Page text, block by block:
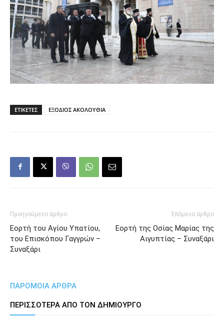
ΕΤΙΚΕΤΕΣ ΕΞΟΔΙΟΣ ΑΚΟΛΟΥΘΙΑ
Προηγούμενο άρθρο
Εορτή του Αγίου Υπατίου,
του Επισκόπου Γαγγρών –
Συναξάρι
Επόμενο άρθρο
Εορτή της Οσίας Μαρίας της
Αιγυπτίας – Συναξάρι
ΠΑΡΟΜΟΙΑ ΑΡΘΡΑ
ΠΕΡΙΣΣΟΤΕΡΑ ΑΠΟ ΤΟΝ ΔΗΜΙΟΥΡΓΟ